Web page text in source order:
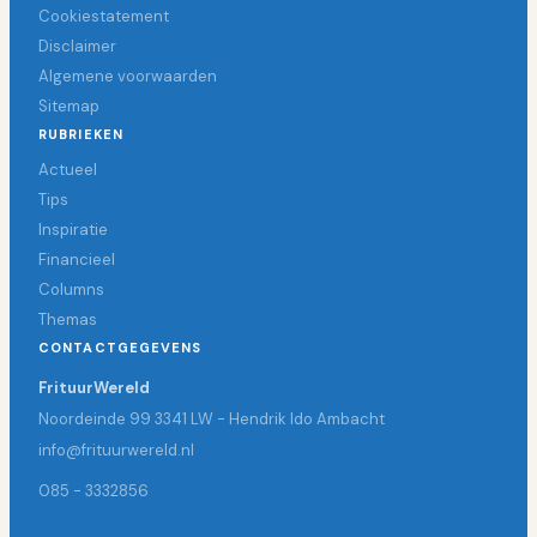
Cookiestatement
Disclaimer
Algemene voorwaarden
Sitemap
RUBRIEKEN
Actueel
Tips
Inspiratie
Financieel
Columns
Themas
CONTACTGEGEVENS
FrituurWereld
Noordeinde 99 3341 LW - Hendrik Ido Ambacht
info@frituurwereld.nl
085 - 3332856